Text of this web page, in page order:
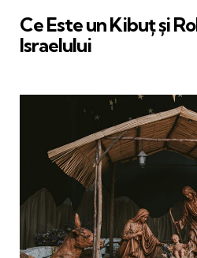
Ce Este un Kibuț și
Israelului